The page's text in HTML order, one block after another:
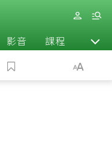
影音 課程 退休